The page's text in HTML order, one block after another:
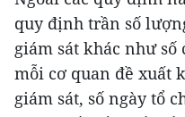
quy định trần số
giám sát khác như số
mỗi cơ quan đề xuất
giám sát, số ngày tổ